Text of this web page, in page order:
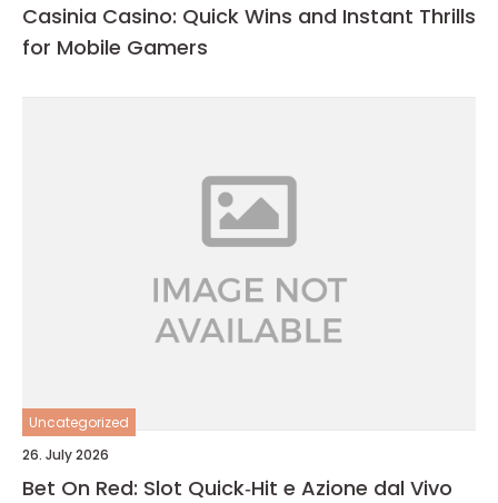
Casinia Casino: Quick Wins and Instant Thrills
for Mobile Gamers
Uncategorized
26. July 2026
Bet On Red: Slot Quick‑Hit e Azione dal Vivo